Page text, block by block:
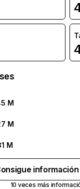
M
M
M
10 veces más